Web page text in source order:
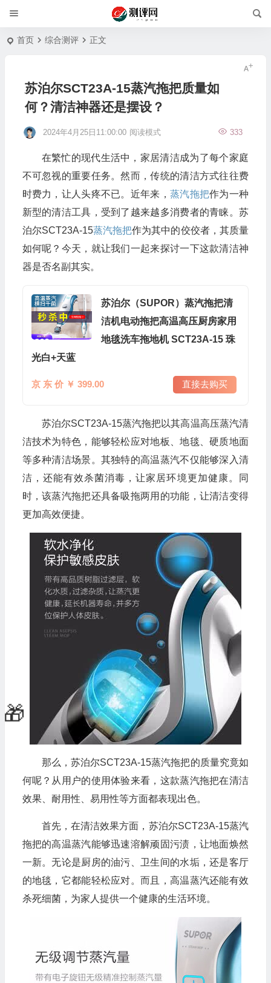
首页 综合测评 正文
苏泊尔SCT23A-15蒸汽拖把质量如
何？清洁神器还是摆设？
2024年4月25日11:00:00 333
阅读模式
在繁忙的现代生活中，家居清洁成为了每个家庭
不可忽视的重要任务。然而，传统的清洁方式往往费
时费力，让人头疼不已。近年来， 蒸汽拖把作为一种
新型的清洁工具，受到了越来越多消费者的青睐。苏
泊尔SCT23A-15蒸汽拖把作为其中的佼佼者，其质量
如何呢？今天，就让我们一起来探讨一下这款清洁神
器是否名副其实。
苏泊尔（SUPOR）蒸汽拖把清
洁机电动拖把高温高压厨房家用
地毯洗车拖地机 SCT23A-15 珠
光白+天蓝
京 东 价 ￥ 399.00 直接去购买
苏泊尔SCT23A-15蒸汽拖把以其高温高压蒸汽清
洁技术为特色，能够轻松应对地板、地毯、硬质地面
等多种清洁场景。其独特的高温蒸汽不仅能够深入清
洁，还能有效杀菌消毒，让家居环境更加健康。同
时，该蒸汽拖把还具备吸拖两用的功能，让清洁变得
更加高效便捷。
那么，苏泊尔SCT23A-15蒸汽拖把的质量究竟如
何呢？从用户的使用体验来看，这款蒸汽拖把在清洁
效果、耐用性、易用性等方面都表现出色。
首先，在清洁效果方面，苏泊尔SCT23A-15蒸汽
拖把的高温蒸汽能够迅速溶解顽固污渍，让地面焕然
一新。无论是厨房的油污、卫生间的水垢，还是客厅
的地毯，它都能轻松应对。而且，高温蒸汽还能有效
杀死细菌，为家人提供一个健康的生活环境。